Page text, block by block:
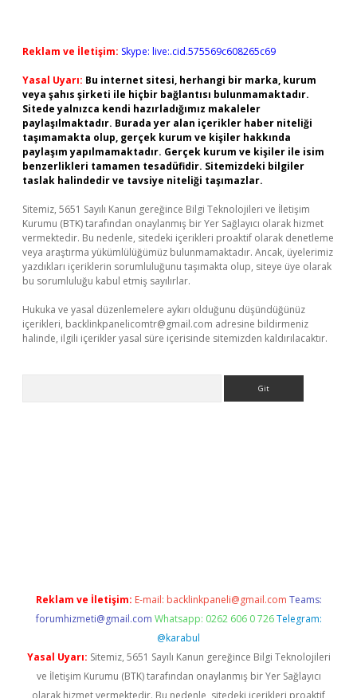
Reklam ve İletişim: Skype: live:.cid.575569c608265c69
Yasal Uyarı: Bu internet sitesi, herhangi bir marka, kurum
veya şahıs şirketi ile hiçbir bağlantısı bulunmamaktadır.
Sitede yalnızca kendi hazırladığımız makaleler
paylaşılmaktadır. Burada yer alan içerikler haber niteliği
taşımamakta olup, gerçek kurum ve kişiler hakkında
paylaşım yapılmamaktadır. Gerçek kurum ve kişiler ile isim
benzerlikleri tamamen tesadüfidir. Sitemizdeki bilgiler
taslak halindedir ve tavsiye niteliği taşımazlar.
Sitemiz, 5651 Sayılı Kanun gereğince Bilgi Teknolojileri ve İletişim
Kurumu (BTK) tarafından onaylanmış bir Yer Sağlayıcı olarak hizmet
vermektedir. Bu nedenle, sitedeki içerikleri proaktif olarak denetleme
veya araştırma yükümlülüğümüz bulunmamaktadır. Ancak, üyelerimiz
yazdıkları içeriklerin sorumluluğunu taşımakta olup, siteye üye olarak
bu sorumluluğu kabul etmiş sayılırlar.
Hukuka ve yasal düzenlemelere aykırı olduğunu düşündüğünüz
içerikleri, backlinkpanelicomtr@gmail.com adresine bildirmeniz
halinde, ilgili içerikler yasal süre içerisinde sitemizden kaldırılacaktır.
Reklam ve İletişim: E-mail: backlinkpaneli@gmail.com Teams:
forumhizmeti@gmail.com Whatsapp: 0262 606 0 726 Telegram:
@karabul
Yasal Uyarı: Sitemiz, 5651 Sayılı Kanun gereğince Bilgi Teknolojileri
ve İletişim Kurumu (BTK) tarafından onaylanmış bir Yer Sağlayıcı
olarak hizmet vermektedir. Bu nedenle, sitedeki içerikleri proaktif